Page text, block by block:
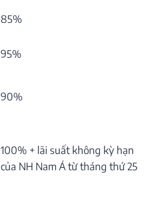
85%
95%
90%
100% + lãi suất không kỳ hạn
của NH Nam Á từ tháng thứ 25